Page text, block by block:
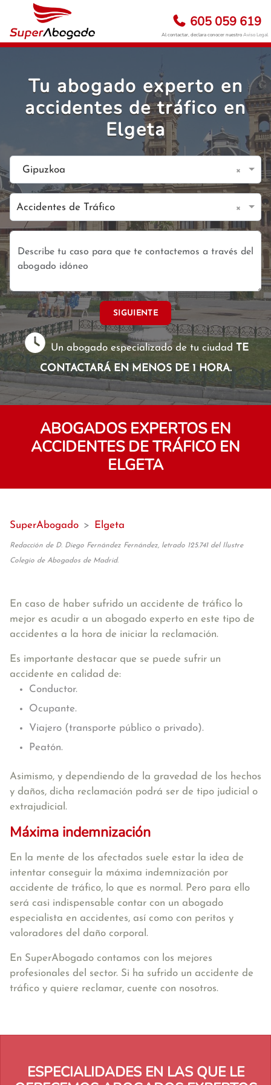
605 059 619
Al contactar, declara conocer nuestroAviso Legal
Tu abogado experto en
accidentes de tráfico en
Elgeta
Gipuzkoa ×
Accidentes de Tráfico ×
SIGUIENTE
Un abogado especializado de tu ciudad TE
CONTACTARÁ EN MENOS DE 1 HORA.
ABOGADOS EXPERTOS EN
ACCIDENTES DE TRÁFICO EN
ELGETA
SuperAbogado > Elgeta
Redacción de D. Diego Fernández Fernández, letrado 125.741 del Ilustre
Colegio de Abogados de Madrid.
En caso de haber sufrido un accidente de tráfico lo
mejor es acudir a un abogado experto en este tipo de
accidentes a la hora de iniciar la reclamación.
Es importante destacar que se puede sufrir un
accidente en calidad de:
Conductor.
Ocupante.
Viajero (transporte público o privado).
Peatón.
Asimismo, y dependiendo de la gravedad de los hechos
y daños, dicha reclamación podrá ser de tipo judicial o
extrajudicial.
Máxima indemnización
En la mente de los afectados suele estar la idea de
intentar conseguir la máxima indemnización por
accidente de tráfico, lo que es normal. Pero para ello
será casi indispensable contar con un abogado
especialista en accidentes, así como con peritos y
valoradores del daño corporal.
En SuperAbogado contamos con los mejores
profesionales del sector. Si ha sufrido un accidente de
tráfico y quiere reclamar, cuente con nosotros.
ESPECIALIDADES EN LAS QUE LE